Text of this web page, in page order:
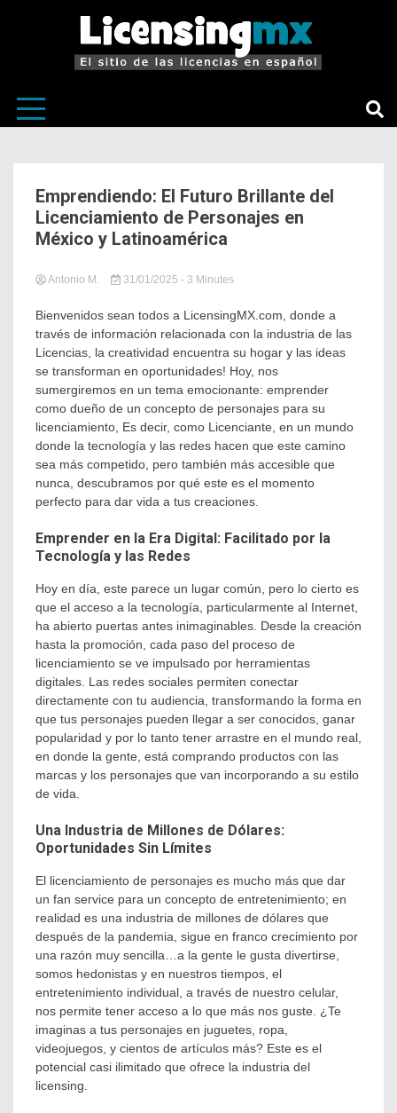
Emprendiendo: El Futuro Brillante del
Licenciamiento de Personajes en
México y Latinoamérica
Antonio M. 31/01/2025 in
De
Mercado
Y Negocios
Tagged
Latinoamérica,
licensing
- 3 Minutes
Bienvenidos sean todos a LicensingMX.com, donde a
través de información relacionada con la industria de las
Licencias, la creatividad encuentra su hogar y las ideas
se transforman en oportunidades! Hoy, nos
sumergiremos en un tema emocionante: emprender
como dueño de un concepto de personajes para su
licenciamiento, Es decir, como Licenciante, en un mundo
donde la tecnología y las redes hacen que este camino
sea más competido, pero también más accesible que
nunca, descubramos por qué este es el momento
perfecto para dar vida a tus creaciones.
Emprender en la Era Digital: Facilitado por la
Tecnología y las Redes
Hoy en día, este parece un lugar común, pero lo cierto es
que el acceso a la tecnología, particularmente al Internet,
ha abierto puertas antes inimaginables. Desde la creación
hasta la promoción, cada paso del proceso de
licenciamiento se ve impulsado por herramientas
digitales. Las redes sociales permiten conectar
directamente con tu audiencia, transformando la forma en
que tus personajes pueden llegar a ser conocidos, ganar
popularidad y por lo tanto tener arrastre en el mundo real,
en donde la gente, está comprando productos con las
marcas y los personajes que van incorporando a su estilo
de vida.
Una Industria de Millones de Dólares:
Oportunidades Sin Límites
El licenciamiento de personajes es mucho más que dar
un fan service para un concepto de entretenimiento; en
realidad es una industria de millones de dólares que
después de la pandemia, sigue en franco crecimiento por
una razón muy sencilla…a la gente le gusta divertirse,
somos hedonistas y en nuestros tiempos, el
entretenimiento individual, a través de nuestro celular,
nos permite tener acceso a lo que más nos guste. ¿Te
imaginas a tus personajes en juguetes, ropa,
videojuegos, y cientos de artículos más? Este es el
potencial casi ilimitado que ofrece la industria del
licensing.